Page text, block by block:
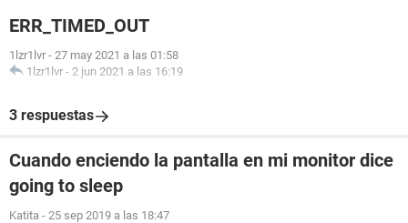
ERR_TIMED_OUT
1lzr1lvr - 27 may 2021 a las 01:58
1lzr1lvr - 2 jun 2021 a las 16:19
3 respuestas
Cuando enciendo la pantalla en mi monitor dice
going to sleep
Katita - 25 sep 2019 a las 18:47